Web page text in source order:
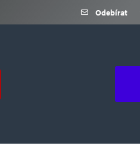
Odebírat